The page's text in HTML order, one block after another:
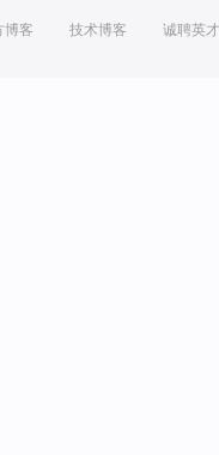
博客 技术博客 诚聘英才